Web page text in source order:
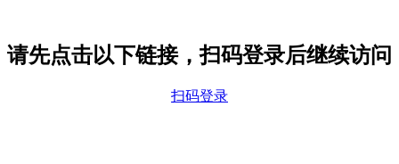
请先点击以下链接，扫码登录后继续访问
扫码登录